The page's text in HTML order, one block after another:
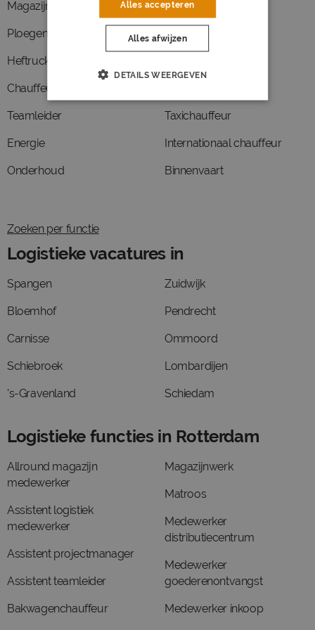
Magazijnmedewerker
Ploegendienst
Heftruckchauffeur
Chauffeur ce
Teamleider
Energie
Onderhoud
Voorraadbeheer
Koerier
Taxichauffeur
Internationaal chauffeur
Binnenvaart
Zoeken per functie
Logistieke vacatures in
Spangen
Bloemhof
Carnisse
Schiebroek
's-Gravenland
Zuidwijk
Pendrecht
Ommoord
Lombardijen
Schiedam
Logistieke functies in Rotterdam
Allround magazijn
medewerker
Assistent logistiek
medewerker
Assistent projectmanager
Assistent teamleider
Bakwagenchauffeur
Magazijnwerk
Matroos
Medewerker
distributiecentrum
Medewerker
goederenontvangst
Medewerker inkoop
Alles accepteren
Alles afwijzen
DETAILS WEERGEVEN